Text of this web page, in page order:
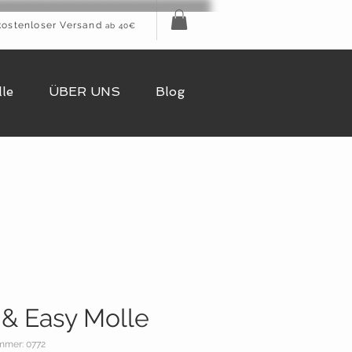
Versand ab 40€
ÜBER UNS Blog
Easy Molle
0772